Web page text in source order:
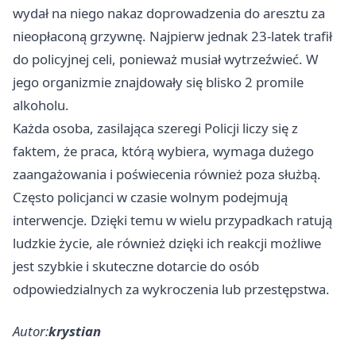
wydał na niego nakaz doprowadzenia do aresztu za
nieopłaconą grzywnę. Najpierw jednak 23-latek trafił
do policyjnej celi, ponieważ musiał wytrzeźwieć. W
jego organizmie znajdowały się blisko 2 promile
alkoholu.
Każda osoba, zasilająca szeregi Policji liczy się z
faktem, że praca, którą wybiera, wymaga dużego
zaangażowania i poświecenia również poza służbą.
Często policjanci w czasie wolnym podejmują
interwencje. Dzięki temu w wielu przypadkach ratują
ludzkie życie, ale również dzięki ich reakcji możliwe
jest szybkie i skuteczne dotarcie do osób
odpowiedzialnych za wykroczenia lub przestępstwa.
Autor:krystian